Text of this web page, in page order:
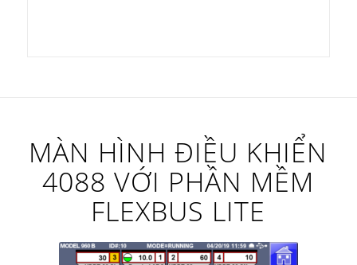
MÀN HÌNH ĐIỀU KHIỂN
4088 VỚI PHẦN MỀM
FLEXBUS LITE